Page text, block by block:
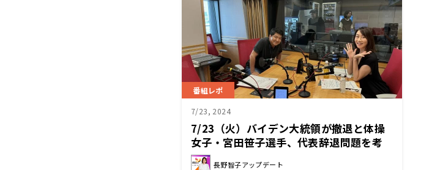
番組レポ
7/23, 2024
7/23（火）バイデン大統領が撤退と体操
女子・宮田笹子選手、代表辞退問題を考
える。
長野智子アップデート